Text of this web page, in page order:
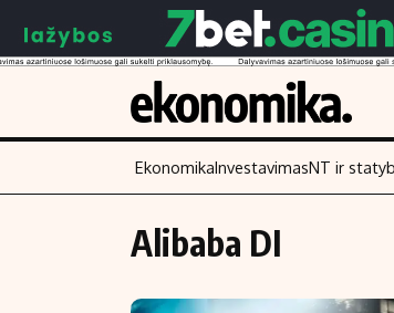
Turinys
Naujienos
EkonomikaInvestavimasNT ir
Alibaba DI